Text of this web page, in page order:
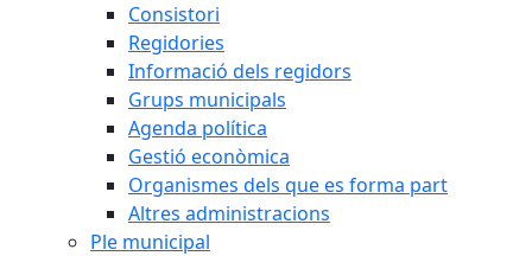
Consistori
Regidories
Informació dels regidors
Grups municipals
Agenda política
Gestió econòmica
Organismes dels que es forma part
Altres administracions
Ple municipal